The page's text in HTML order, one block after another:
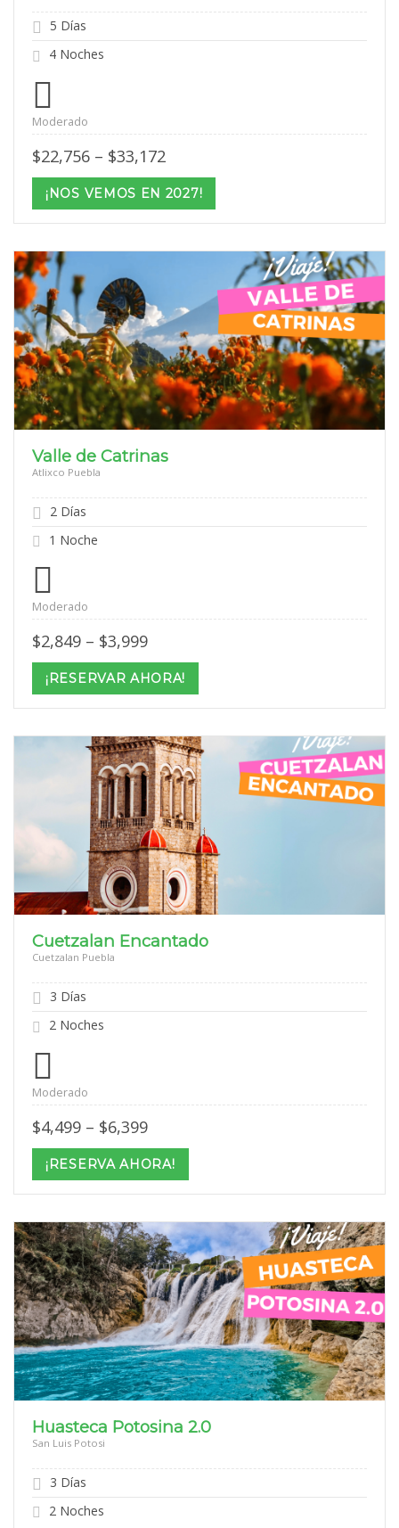
5 Días
4 Noches
Moderado
$22,756 – $33,172
$22,756
through
$33,172
¡NOS VEMOS EN 2027!
Valle de Catrinas
Atlixco Puebla
2 Días
1 Noche
Moderado
$2,849 – $3,999Price
$2,849
through
$3,999
¡RESERVAR AHORA!
Cuetzalan Encantado
Cuetzalan Puebla
3 Días
2 Noches
Moderado
$4,499 – $6,399Price
$4,499
through
$6,399
¡RESERVA AHORA!
Huasteca Potosina 2.0
San Luis Potosi
3 Días
2 Noches